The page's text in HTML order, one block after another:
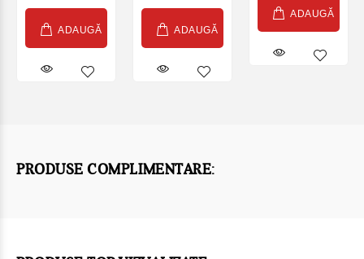
ADAUGĂ ADAUGĂ
ADAUGĂ
PRODUSE COMPLIMENTARE: